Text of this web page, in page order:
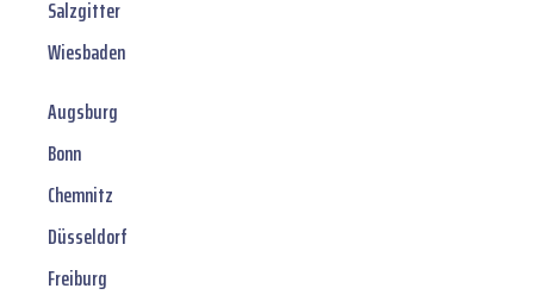
Salzgitter
Wiesbaden
Augsburg
Bonn
Chemnitz
Düsseldorf
Freiburg